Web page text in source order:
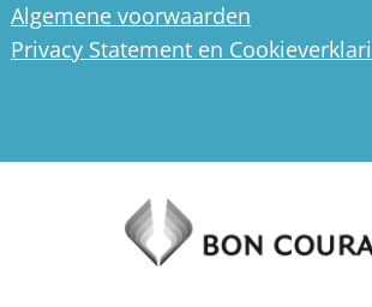
Algemene voorwaarden
Privacy Statement en